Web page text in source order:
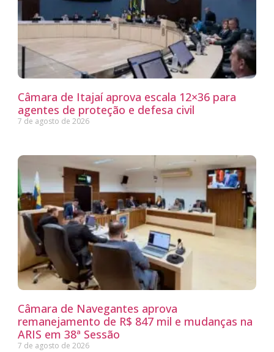
Câmara de Itajaí aprova escala 12×36 para
agentes de proteção e defesa civil
7 de agosto de 2026
Câmara de Navegantes aprova
remanejamento de R$ 847 mil e mudanças na
ARIS em 38ª Sessão
7 de agosto de 2026